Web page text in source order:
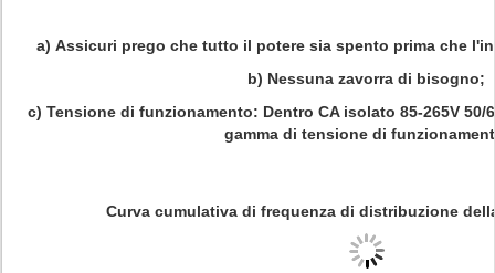
a) Assicuri prego che tutto il potere sia spento prima che
b) Nessuna zavorra di bisogno;
c) Tensione di funzionamento: Dentro CA isolato 85-265V 50/
gamma di tensione di
Curva cumulativa di frequenza di distribuzione